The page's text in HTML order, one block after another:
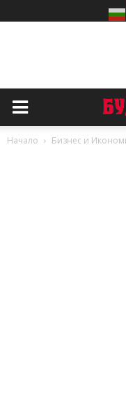
Начало Бизнес и